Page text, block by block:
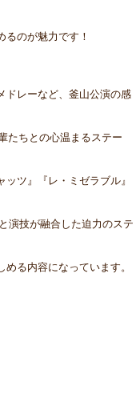
のが魅力です！
ドレーなど、釜山公演の感
たちとの心温まるステー
ツ』『レ・ミゼラブル』
演技が融合した迫力のステ
る内容になっています。